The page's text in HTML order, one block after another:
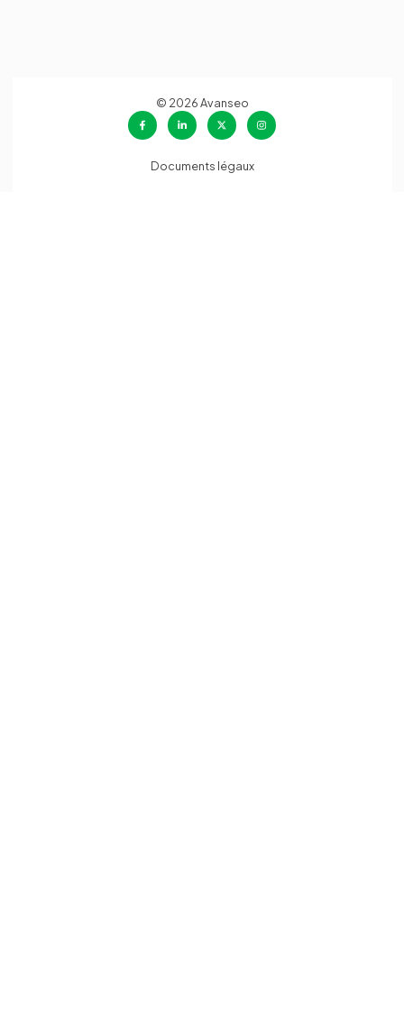
© 2026 Avanseo
Documents légaux